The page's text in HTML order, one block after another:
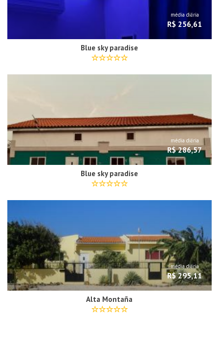
média diária
R$ 256,61
Blue sky paradise
média diária
R$ 286,57
Blue sky paradise
média diária
R$ 295,11
Alta Montaña